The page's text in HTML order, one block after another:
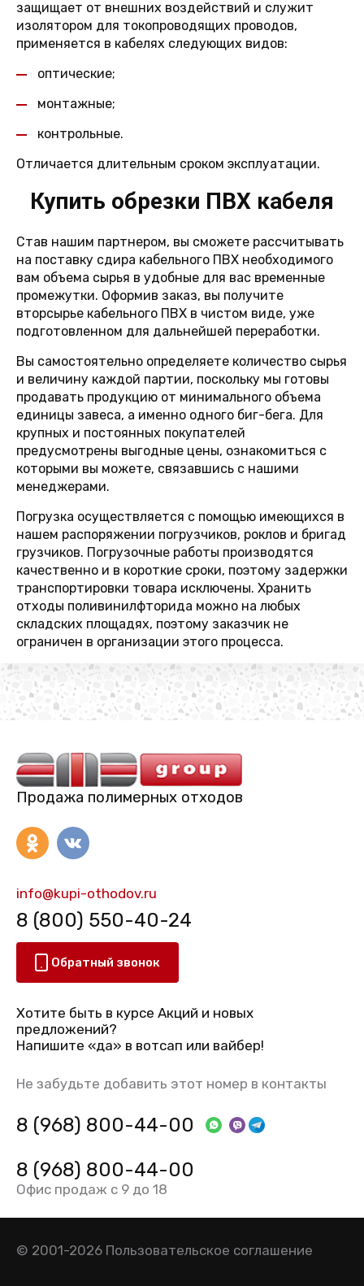
защищает от внешних воздействий и служит
изолятором для токопроводящих проводов,
применяется в кабелях следующих видов:
оптические;
монтажные;
контрольные.
Отличается длительным сроком эксплуатации.
Купить обрезки ПВХ кабеля
Став нашим партнером, вы сможете рассчитывать
на поставку сдира кабельного ПВХ необходимого
вам объема сырья в удобные для вас временные
промежутки. Оформив заказ, вы получите
вторсырье кабельного ПВХ в чистом виде, уже
подготовленном для дальнейшей переработки.
Вы самостоятельно определяете количество сырья
и величину каждой партии, поскольку мы готовы
продавать продукцию от минимального объема
единицы завеса, а именно одного биг-бега. Для
крупных и постоянных покупателей
предусмотрены выгодные цены, ознакомиться с
которыми вы можете, связавшись с нашими
менеджерами.
Погрузка осуществляется с помощью имеющихся в
нашем распоряжении погрузчиков, роклов и бригад
грузчиков. Погрузочные работы производятся
качественно и в короткие сроки, поэтому задержки
транспортировки товара исключены. Хранить
отходы поливинилфторида можно на любых
складских площадях, поэтому заказчик не
ограничен в организации этого процесса.
Продажа полимерных отходов
info@kupi-othodov.ru
8 (800) 550-40-24
Обратный звонок
Хотите быть в курсе Акций и новых
предложений?
Напишите «да» в вотсап или вайбер!
Не забудьте добавить этот номер в контакты
8 (968) 800-44-00
8 (968) 800-44-00
Офис продаж с 9 до 18
© 2001-2026 Пользовательское соглашение